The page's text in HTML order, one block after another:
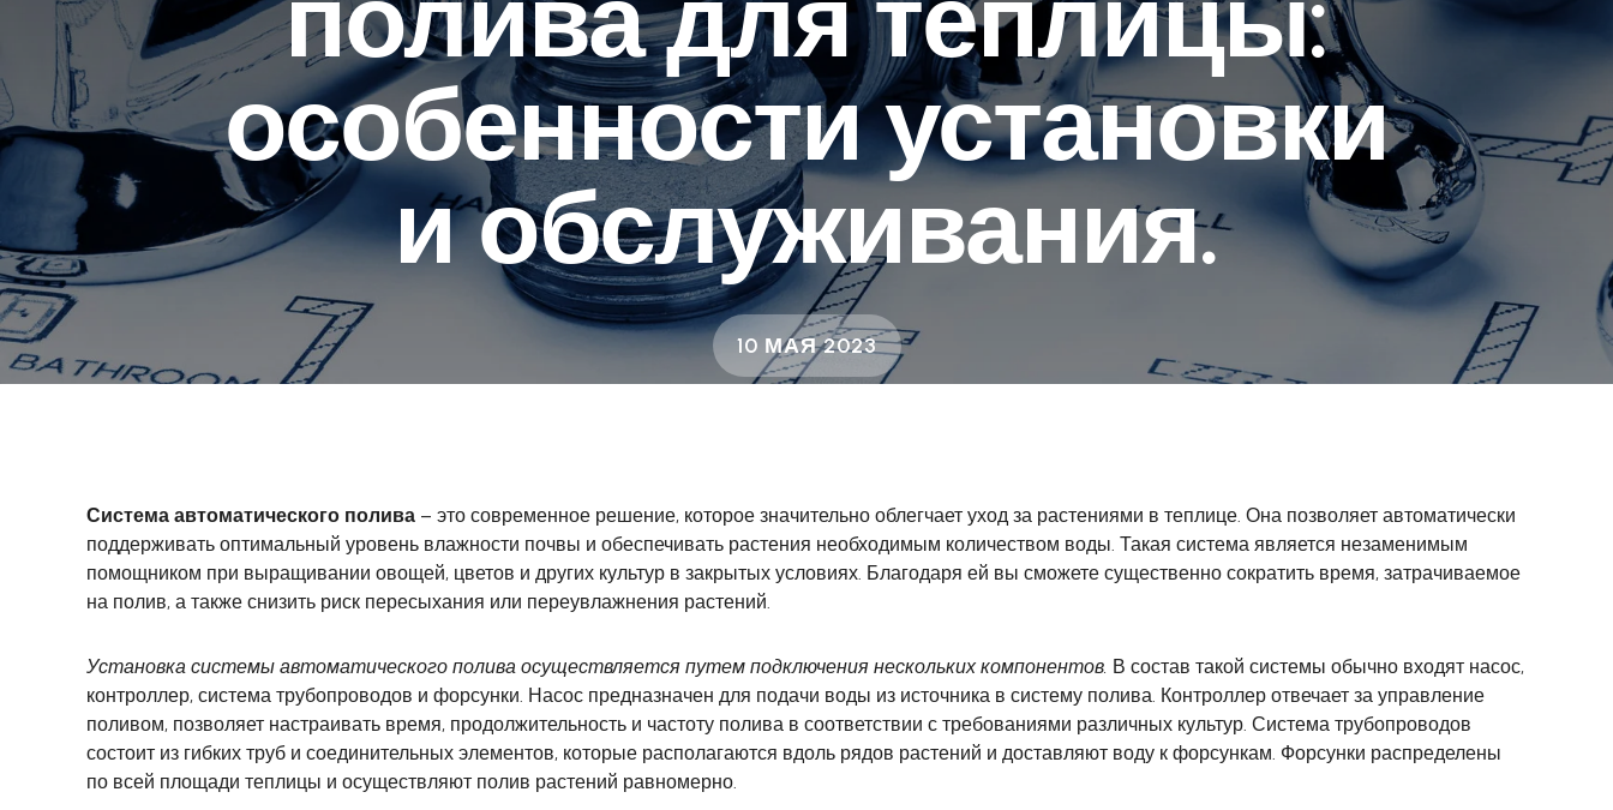
особенности установки
и обслуживания.
10 МАЯ 2023
Система автоматического полива – это современное решение, которое значительно облегчает уход за растениями в теплице. Она позволяет автоматически
поддерживать оптимальный уровень влажности почвы и обеспечивать растения необходимым количеством воды. Такая система является незаменимым
помощником при выращивании овощей, цветов и других культур в закрытых условиях. Благодаря ей вы сможете существенно сократить время, затрачиваемое
на полив, а также снизить риск пересыхания или переувлажнения растений.
Установка системы автоматического полива осуществляется путем подключения нескольких компонентов. В состав такой системы обычно входят насос,
контроллер, система трубопроводов и форсунки. Насос предназначен для подачи воды из источника в систему полива. Контроллер отвечает за управление
поливом, позволяет настраивать время, продолжительность и частоту полива в соответствии с требованиями различных культур. Система трубопроводов
состоит из гибких труб и соединительных элементов, которые располагаются вдоль рядов растений и доставляют воду к форсункам. Форсунки распределены
по всей площади теплицы и осуществляют полив растений равномерно.